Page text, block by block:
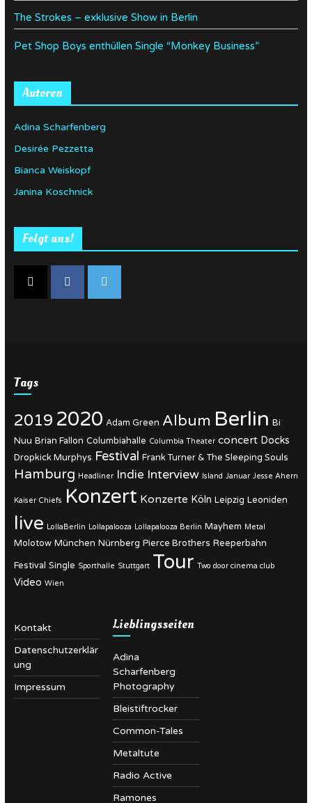
The Strokes – exklusive Show in Berlin
Pet Shop Boys enthüllen Single “Monkey Business”
Autoren
Adina Scharfenberg
Desirée Pezzetta
Bianca Weiskopf
Janina Koschnick
Folgt uns!
Tags
2019 2020 Adam Green Album Berlin Bi
Nuu Brian Fallon Columbiahalle Columbia Theater concert Docks
Dropkick Murphys Festival Frank Turner & The Sleeping Souls
Hamburg Headliner Indie Interview Island Januar Jesse Ahern
Kaiser Chiefs Konzert Konzerte Köln Leipzig Leoniden
live LollaBerlin Lollapalooza Lollapalooza Berlin Mayhem Metal
Molotow München Nürnberg Pierce Brothers Reeperbahn
Festival Single Sporthalle Stuttgart Tour Two door cinema club
Video Wien
Kontakt
Datenschutzerklär
ung
Impressum
Lieblingsseiten
Adina
Scharfenberg
Photography
Bleistiftrocker
Common-Tales
Metaltute
Radio Active
Ramones